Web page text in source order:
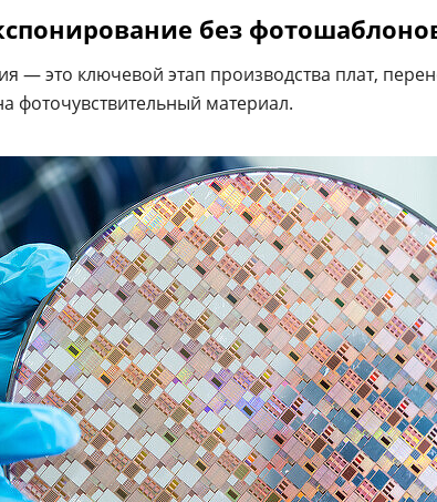
без
— это ключевой этап производства плат,
фоточувствительный материал.